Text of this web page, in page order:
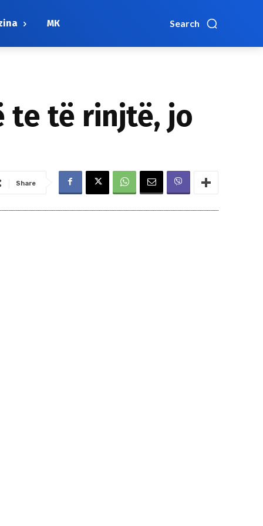
Search
МК
te të rinjtë, jo
Share